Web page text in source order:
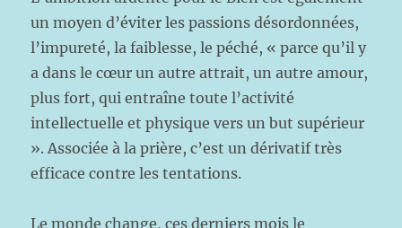
un moyen d’éviter les passions désordonnées,
l’impureté, la faiblesse, le péché, « parce qu’il y
a dans le cœur un autre attrait, un autre amour,
plus fort, qui entraîne toute l’activité
intellectuelle et physique vers un but supérieur
». Associée à la prière, c’est un dérivatif très
efficace contre les tentations.
Le monde change, ces derniers mois le